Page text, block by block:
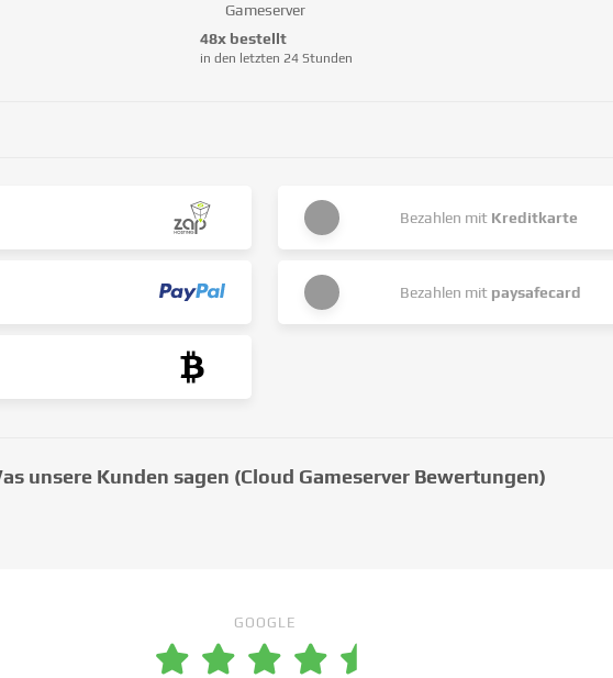
Gameserver
48x bestellt
in den letzten 24 Stunden
Bezahlen mit Kreditkarte
Bezahlen mit paysafecard
unsere Kunden sagen (Cloud Gameserver Bewertungen)
GOOGLE